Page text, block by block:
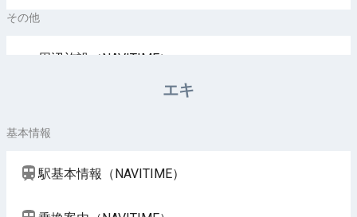
その他
周辺施設（NAVITIME）
エキ
基本情報
駅基本情報（NAVITIME）